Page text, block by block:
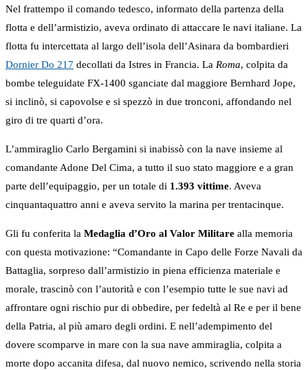
Nel frattempo il comando tedesco, informato della partenza della
flotta e dell’armistizio, aveva ordinato di attaccare le navi italiane. La
flotta fu intercettata al largo dell’isola dell’Asinara da bombardieri
Dornier Do 217 decollati da Istres in Francia. La Roma, colpita da
bombe teleguidate FX-1400 sganciate dal maggiore Bernhard Jope,
si inclinò, si capovolse e si spezzò in due tronconi, affondando nel
giro di tre quarti d’ora.
L’ammiraglio Carlo Bergamini si inabissò con la nave insieme al
comandante Adone Del Cima, a tutto il suo stato maggiore e a gran
parte dell’equipaggio, per un totale di 1.393 vittime. Aveva
cinquantaquattro anni e aveva servito la marina per trentacinque.
Gli fu conferita la Medaglia d’Oro al Valor Militare alla memoria
con questa motivazione: “Comandante in Capo delle Forze Navali da
Battaglia, sorpreso dall’armistizio in piena efficienza materiale e
morale, trascinò con l’autorità e con l’esempio tutte le sue navi ad
affrontare ogni rischio pur di obbedire, per fedeltà al Re e per il bene
della Patria, al più amaro degli ordini. E nell’adempimento del
dovere scomparve in mare con la sua nave ammiraglia, colpita a
morte dopo accanita difesa, dal nuovo nemico, scrivendo nella storia